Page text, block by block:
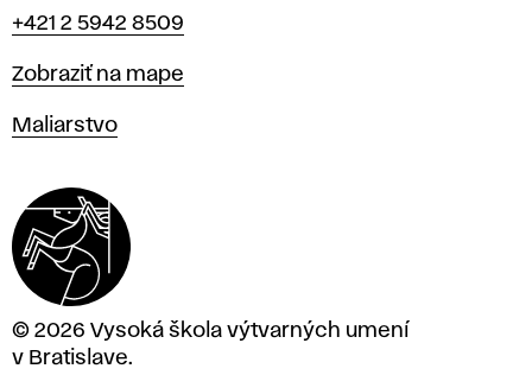
Telefón
+421 2 5942 8509
Mapa
Zobraziť na mape
Katedry
Maliarstvo
© 2026 Vysoká škola výtvarných umení
v Bratislave.